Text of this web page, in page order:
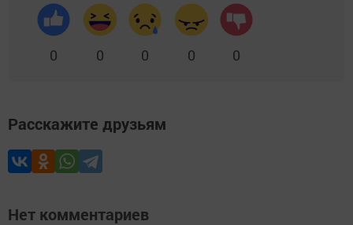
0 0 0 0 0
Расскажите друзьям
Нет комментариев